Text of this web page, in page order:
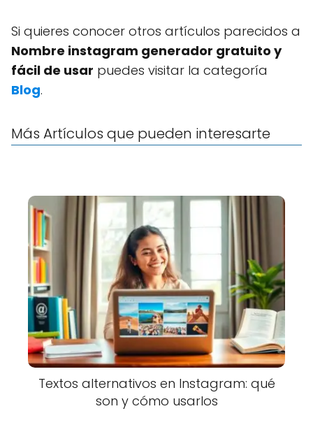
Si quieres conocer otros artículos parecidos a
Nombre instagram generador gratuito y
fácil de usar puedes visitar la categoría
Blog.
Más Artículos que pueden interesarte
Textos alternativos en Instagram: qué
son y cómo usarlos